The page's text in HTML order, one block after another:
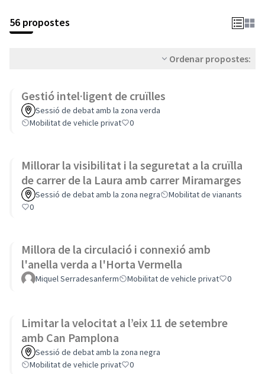
56 propostes
Ordenar propostes:
Gestió intel·ligent de cruïlles
Sessió de debat amb la zona verda
Mobilitat de vehicle privat
0
Millorar la visibilitat i la seguretat a la cruïlla
de carrer de la Laura amb carrer Miramarges
Sessió de debat amb la zona negra
Mobilitat de vianants
0
Millora de la circulació i connexió amb
l'anella verda a l'Horta Vermella
Miquel Serradesanferm Mobilitat de vehicle privat 0
Limitar la velocitat a l’eix 11 de setembre
amb Can Pamplona
Sessió de debat amb la zona negra
Mobilitat de vehicle privat
0